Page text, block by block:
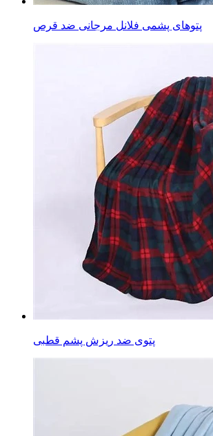
پتوهای پشمی فلانل مرجانی ضد قرص
پتوی ضد ریزش پشم قطبی